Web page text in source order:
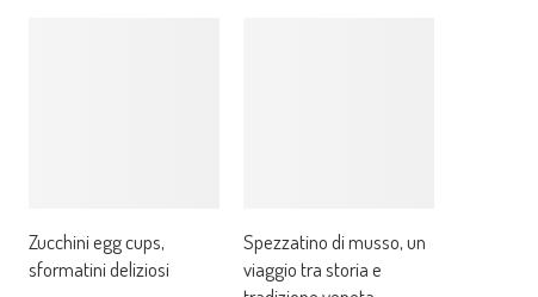
Zucchini egg cups,
sformatini deliziosi
Spezzatino di musso, un
viaggio tra storia e